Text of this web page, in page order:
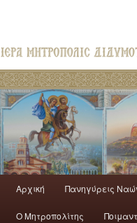
Αρχική Πανηγύρεις
Ο Mητροπολίτης